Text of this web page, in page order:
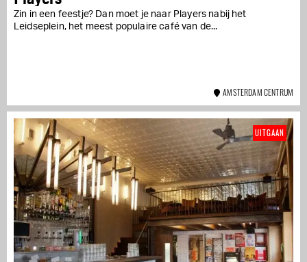
Bar Bukowski
Het gezellige en stijlvolle buurtcafé Bar Bukowski is de
nieuwste hotspot van Oost waar het gebeurt. Van ‘s...